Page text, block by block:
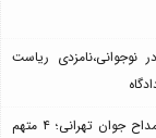
نوجوانی،نامزدی ریاست
جزئیات تازه از ربایش و قتل فجیع حمیدرضا رجب زاده، مداح جوان تهرانی؛ ۴ متهم